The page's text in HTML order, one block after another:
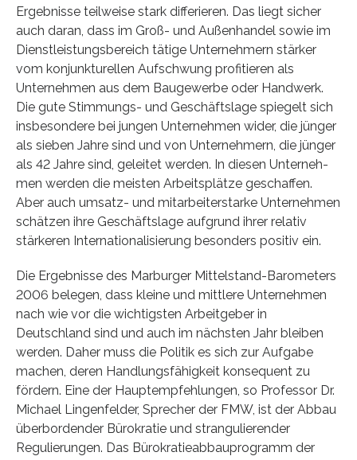
Ergebnisse teilweise stark differieren. Das liegt sicher
auch daran, dass im Groß- und Außenhandel sowie im
Dienstleistungsbereich tätige Unternehmern stärker
vom konjunkturellen Aufschwung profitieren als
Unternehmen aus dem Baugewerbe oder Handwerk.
Die gute Stimmungs- und Geschäftslage spiegelt sich
insbe­sondere bei jungen Unternehmen wider, die jünger
als sieben Jahre sind und von Unter­nehmern, die jünger
als 42 Jahre sind, geleitet werden. In diesen Unterneh­
men werden die meisten Arbeitsplätze geschaffen.
Aber auch umsatz- und mitarbeiterstarke Unternehmen
schätzen ihre Geschäftslage aufgrund ihrer relativ
stärkeren Internationalisierung besonders positiv ein.
Die Ergebnisse des Marburger Mittelstand-Barometers
2006 belegen, dass kleine und mittlere Unternehmen
nach wie vor die wichtigsten Arbeitgeber in
Deutschland sind und auch im nächsten Jahr bleiben
werden. Daher muss die Politik es sich zur Aufgabe
machen, deren Handlungsfähigkeit konsequent zu
fördern. Eine der Hauptempfehlungen, so Professor Dr.
Michael Lingenfelder, Sprecher der FMW, ist der Abbau
überbordender Bürokratie und strangulierender
Regulierungen. Das Bürokratieabbauprogramm der